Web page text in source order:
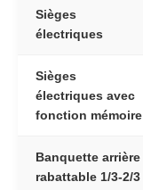
Sièges
électriques
Sièges
électriques avec
fonction mémoire
Banquette arrière
rabattable 1/3-2/3